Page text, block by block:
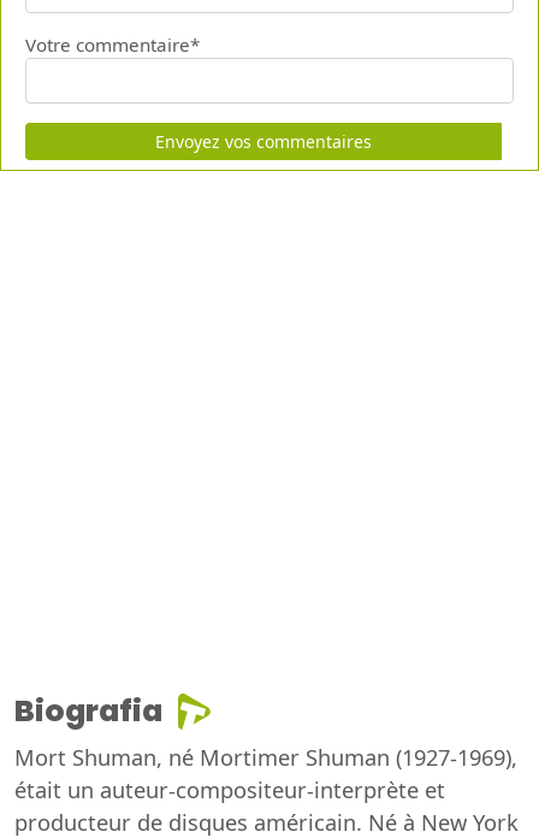
Votre commentaire*
Envoyez vos commentaires
Biografia
Mort Shuman, né Mortimer Shuman (1927-1969),
était un auteur-compositeur-interprète et
producteur de disques américain. Né à New York